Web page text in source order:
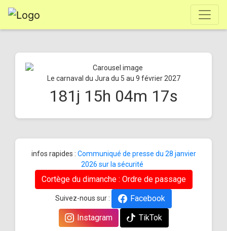
Le carnaval du Jura du 5 au 9 février 2027
181 j 15h 04m 17s
infos rapides : Communiqué de presse du 28 janvier
2026 sur la sécurité
Cortège du dimanche : Ordre de passage
Suivez-nous sur :
Facebook
Instagram
TikTok